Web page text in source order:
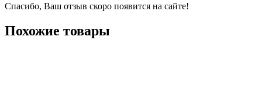
Спасибо, Ваш отзыв скоро появится на сайте!
Похожие товары